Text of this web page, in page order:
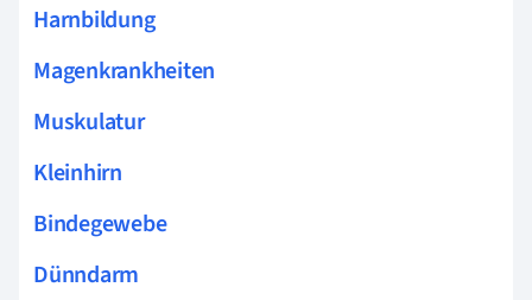
Harnbildung
Magenkrankheiten
Muskulatur
Kleinhirn
Bindegewebe
Dünndarm